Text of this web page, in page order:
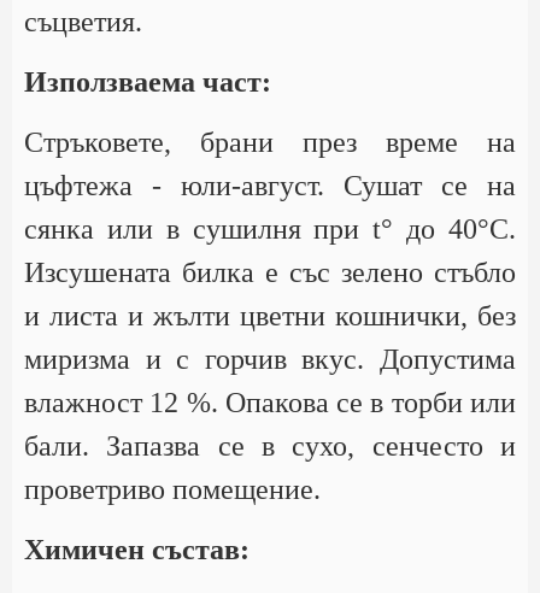
съцветия.
Използваема част:
Стръковете, брани през време на
цъфтежа - юли-август. Сушат се на
сянка или в сушилня при t° до 40°С.
Изсушената билка е със зелено стъбло
и листа и жълти цветни кошнички, без
миризма и с горчив вкус. Допустима
влажност 12 %. Опакова се в торби или
бали. Запазва се в сухо, сенчесто и
проветриво помещение.
Химичен състав: